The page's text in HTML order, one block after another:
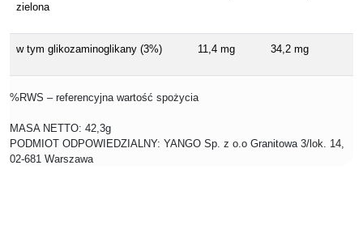
zielona
w tym glikozaminoglikany (3%) 11,4 mg 34,2 mg
%RWS – referencyjna wartość spożycia
MASA NETTO: 42,3g
PODMIOT ODPOWIEDZIALNY: YANGO Sp. z o.o Granitowa 3/lok. 14,
02-681 Warszawa